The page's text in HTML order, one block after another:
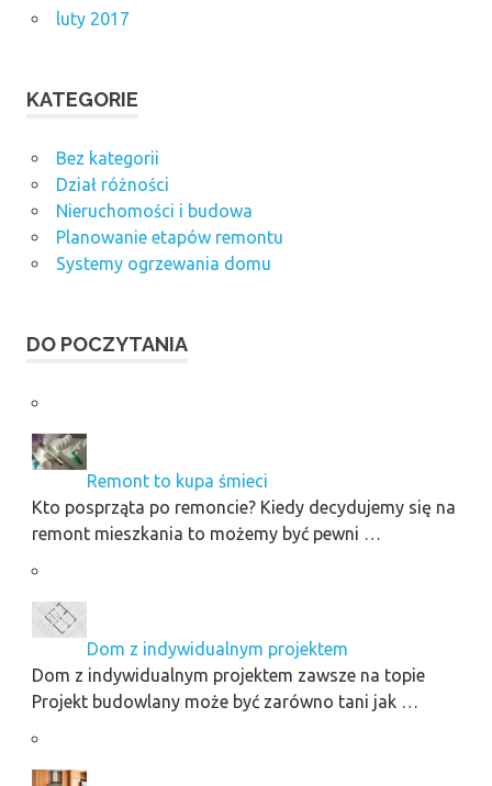
luty 2017
KATEGORIE
Bez kategorii
Dział różności
Nieruchomości i budowa
Planowanie etapów remontu
Systemy ogrzewania domu
DO POCZYTANIA
Remont to kupa śmieci
Kto posprząta po remoncie? Kiedy decydujemy się na
remont mieszkania to możemy być pewni …
Dom z indywidualnym projektem
Dom z indywidualnym projektem zawsze na topie
Projekt budowlany może być zarówno tani jak …